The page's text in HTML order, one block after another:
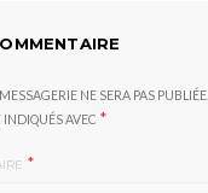
NE SERA PAS PUBLIÉE.
INDIQUÉS AVEC *
*